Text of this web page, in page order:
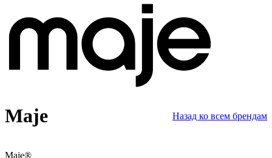
Maje Назад ко всем брендам
Maje®